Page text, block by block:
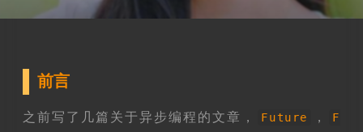
前言
之前写了几篇关于异步编程的文章， Future ，
F